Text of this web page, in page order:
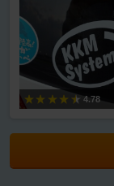
4.78